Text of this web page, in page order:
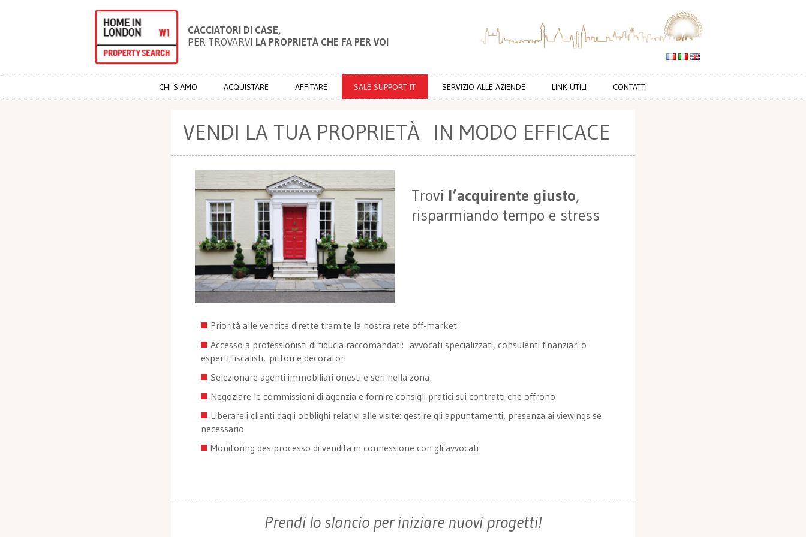
CACCIATORI DI CASE,
PER TROVARVI LA PROPRIETÀ CHE FA PER VOI
CHI SIAMO ACQUISTARE AFFITARE SALE SUPPORT IT SERVIZIO ALLE AZIENDE LINK UTILI CONTATTI
VENDI LA TUA PROPRIETÀ IN MODO EFFICACE
Trovi l’acquirente giusto,
risparmiando tempo e stress
Priorità alle vendite dirette tramite la nostra rete off-market
Accesso a professionisti di fiducia raccomandati: avvocati specializzati, consulenti finanziari o
esperti fiscalisti, pittori e decoratori
Selezionare agenti immobiliari onesti e seri nella zona
Negoziare le commissioni di agenzia e fornire consigli pratici sui contratti che offrono
Liberare i clienti dagli obblighi relativi alle visite: gestire gli appuntamenti, presenza ai viewings se
necessario
Monitoring des processo di vendita in connessione con gli avvocati
Prendi lo slancio per iniziare nuovi progetti!